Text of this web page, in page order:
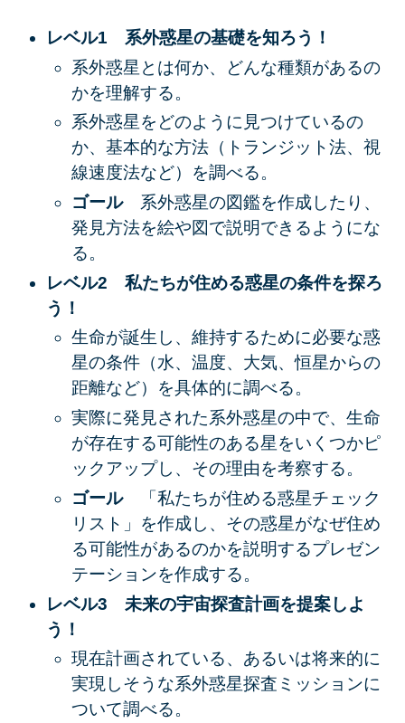
レベル1 系外惑星の基礎を知ろう！
系外惑星とは何か、どんな種類があるの
かを理解する。
系外惑星をどのように見つけているの
か、基本的な方法（トランジット法、視
線速度法など）を調べる。
ゴール
系外惑星の図鑑を作成したり、
発見方法を絵や図で説明できるようにな
る。
レベル2 私たちが住める惑星の条件を探ろ
う！
生命が誕生し、維持するために必要な惑
星の条件（水、温度、大気、恒星からの
距離など）を具体的に調べる。
実際に発見された系外惑星の中で、生命
が存在する可能性のある星をいくつかピ
ックアップし、その理由を考察する。
ゴール
「私たちが住める惑星チェック
リスト」を作成し、その惑星がなぜ住め
る可能性があるのかを説明するプレゼン
テーションを作成する。
レベル3 未来の宇宙探査計画を提案しよ
う！
現在計画されている、あるいは将来的に
実現しそうな系外惑星探査ミッションに
ついて調べる。